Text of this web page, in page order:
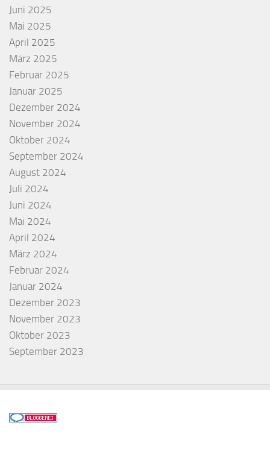
Juni 2025
Mai 2025
April 2025
März 2025
Februar 2025
Januar 2025
Dezember 2024
November 2024
Oktober 2024
September 2024
August 2024
Juli 2024
Juni 2024
Mai 2024
April 2024
März 2024
Februar 2024
Januar 2024
Dezember 2023
November 2023
Oktober 2023
September 2023